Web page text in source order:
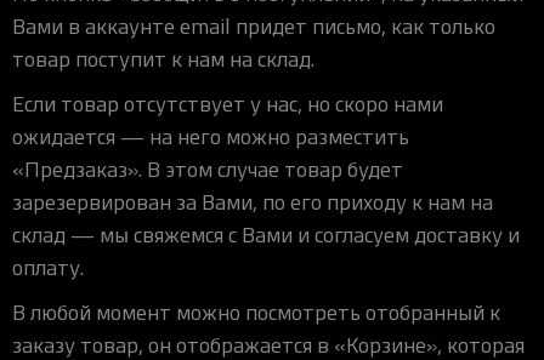
Вами в аккаунте email придет письмо, как только
товар поступит к нам на склад.
Если товар отсутствует у нас, но скоро нами
ожидается — на него можно разместить
«Предзаказ». В этом случае товар будет
зарезервирован за Вами, по его приходу к нам на
склад — мы свяжемся с Вами и согласуем доставку и
оплату.
В любой момент можно посмотреть отобранный к
заказу товар, он отображается в «Корзине», которая